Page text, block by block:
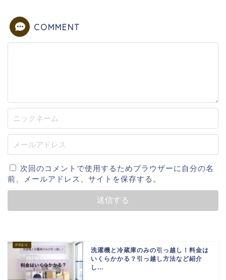
COMMENT
次回のコメントで使用するためブラウザーに自分の名
前、メールアドレス、サイトを保存する。
洗濯機と冷蔵庫のみの引っ越し！料金は
いくらかかる？引っ越し方法など紹介
し...